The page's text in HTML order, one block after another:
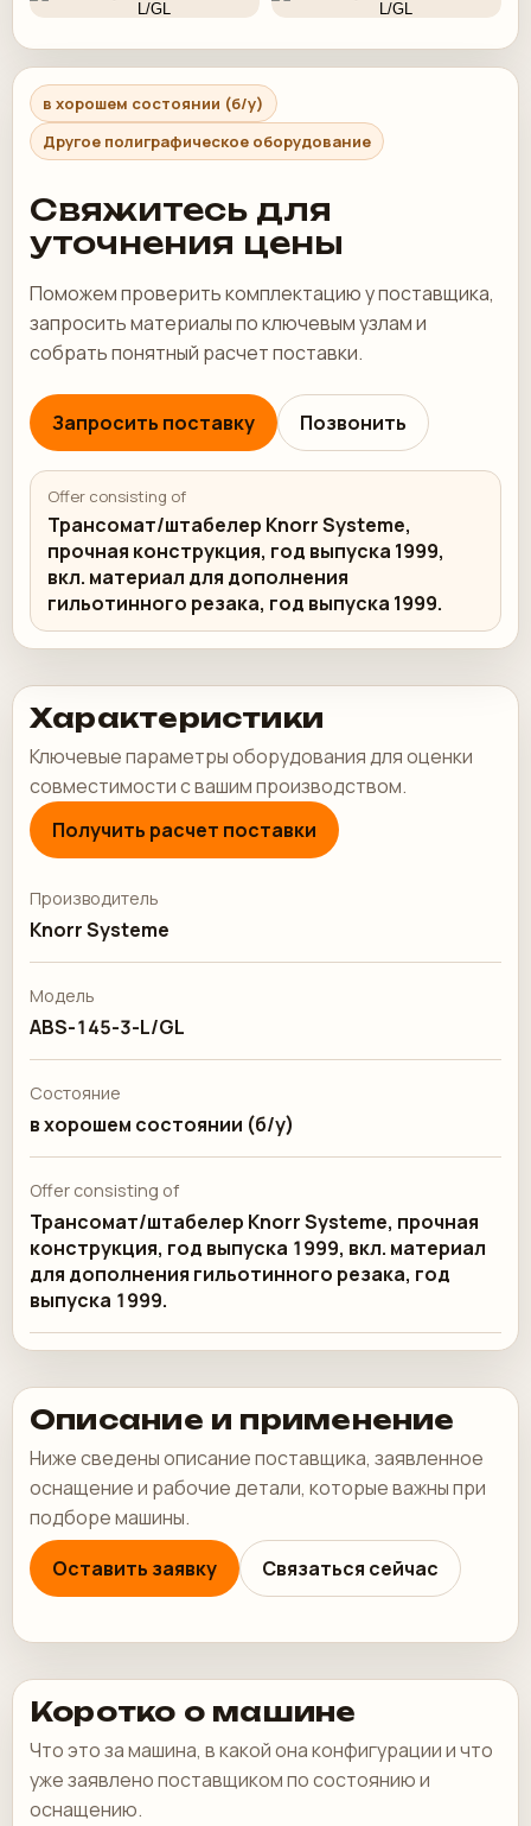
в хорошем состоянии (б/у)
Другое полиграфическое оборудование
Свяжитесь для
уточнения цены
Поможем проверить комплектацию у поставщика,
запросить материалы по ключевым узлам и
собрать понятный расчет поставки.
Запросить поставку Позвонить
Offer consisting of
Трансомат/штабелер Knorr Systeme,
прочная конструкция, год выпуска 1999,
вкл. материал для дополнения
гильотинного резака, год выпуска 1999.
Характеристики
Ключевые параметры оборудования для оценки
совместимости с вашим производством.
Получить расчет поставки
Производитель
Knorr Systeme
Модель
ABS-145-3-L/GL
Состояние
в хорошем состоянии (б/у)
Offer consisting of
Трансомат/штабелер Knorr Systeme, прочная
конструкция, год выпуска 1999, вкл. материал
для дополнения гильотинного резака, год
выпуска 1999.
Описание и применение
Ниже сведены описание поставщика, заявленное
оснащение и рабочие детали, которые важны при
подборе машины.
Оставить заявку
Связаться сейчас
Коротко о машине
Что это за машина, в какой она конфигурации и что
уже заявлено поставщиком по состоянию и
оснащению.